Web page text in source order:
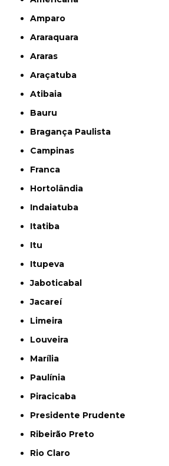
Amparo
Araraquara
Araras
Araçatuba
Atibaia
Bauru
Bragança Paulista
Campinas
Franca
Hortolândia
Indaiatuba
Itatiba
Itu
Itupeva
Jaboticabal
Jacareí
Limeira
Louveira
Marília
Paulínia
Piracicaba
Presidente Prudente
Ribeirão Preto
Rio Claro